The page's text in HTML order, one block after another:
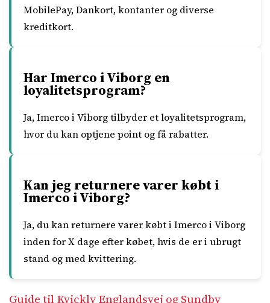
MobilePay, Dankort, kontanter og diverse
kreditkort.
Har Imerco i Viborg en
loyalitetsprogram?
Ja, Imerco i Viborg tilbyder et loyalitetsprogram,
hvor du kan optjene point og få rabatter.
Kan jeg returnere varer købt i
Imerco i Viborg?
Ja, du kan returnere varer købt i Imerco i Viborg
inden for X dage efter købet, hvis de er i ubrugt
stand og med kvittering.
Guide til Kvickly Englandsvej og Sundby